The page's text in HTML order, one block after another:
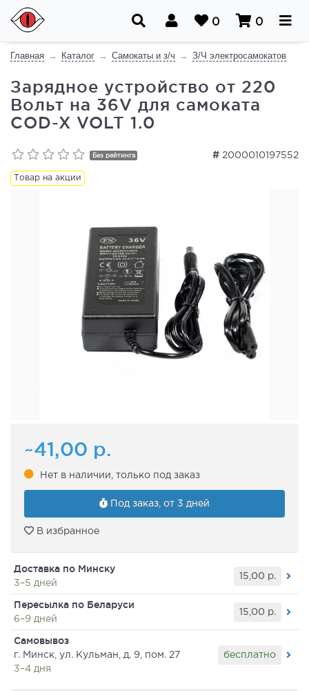
0 0
Главная Каталог Самокаты и з/ч З/Ч электросамокатов
Зарядное устройство от 220
Вольт на 36V для самоката
COD-X VOLT 1.0
# 2000010197552
Без рейтинга
Товар на акции
~41,00 р.
Нет в наличии, только под заказ
Под заказ, от 3 дней
В избранное
Доставка по Минску
3–5 дней
15,00 р.
Пересылка по Беларуси
6–9 дней
15,00 р.
Самовывоз
г. Минск, ул. Кульман, д. 9, пом. 27
3–4 дня
бесплатно